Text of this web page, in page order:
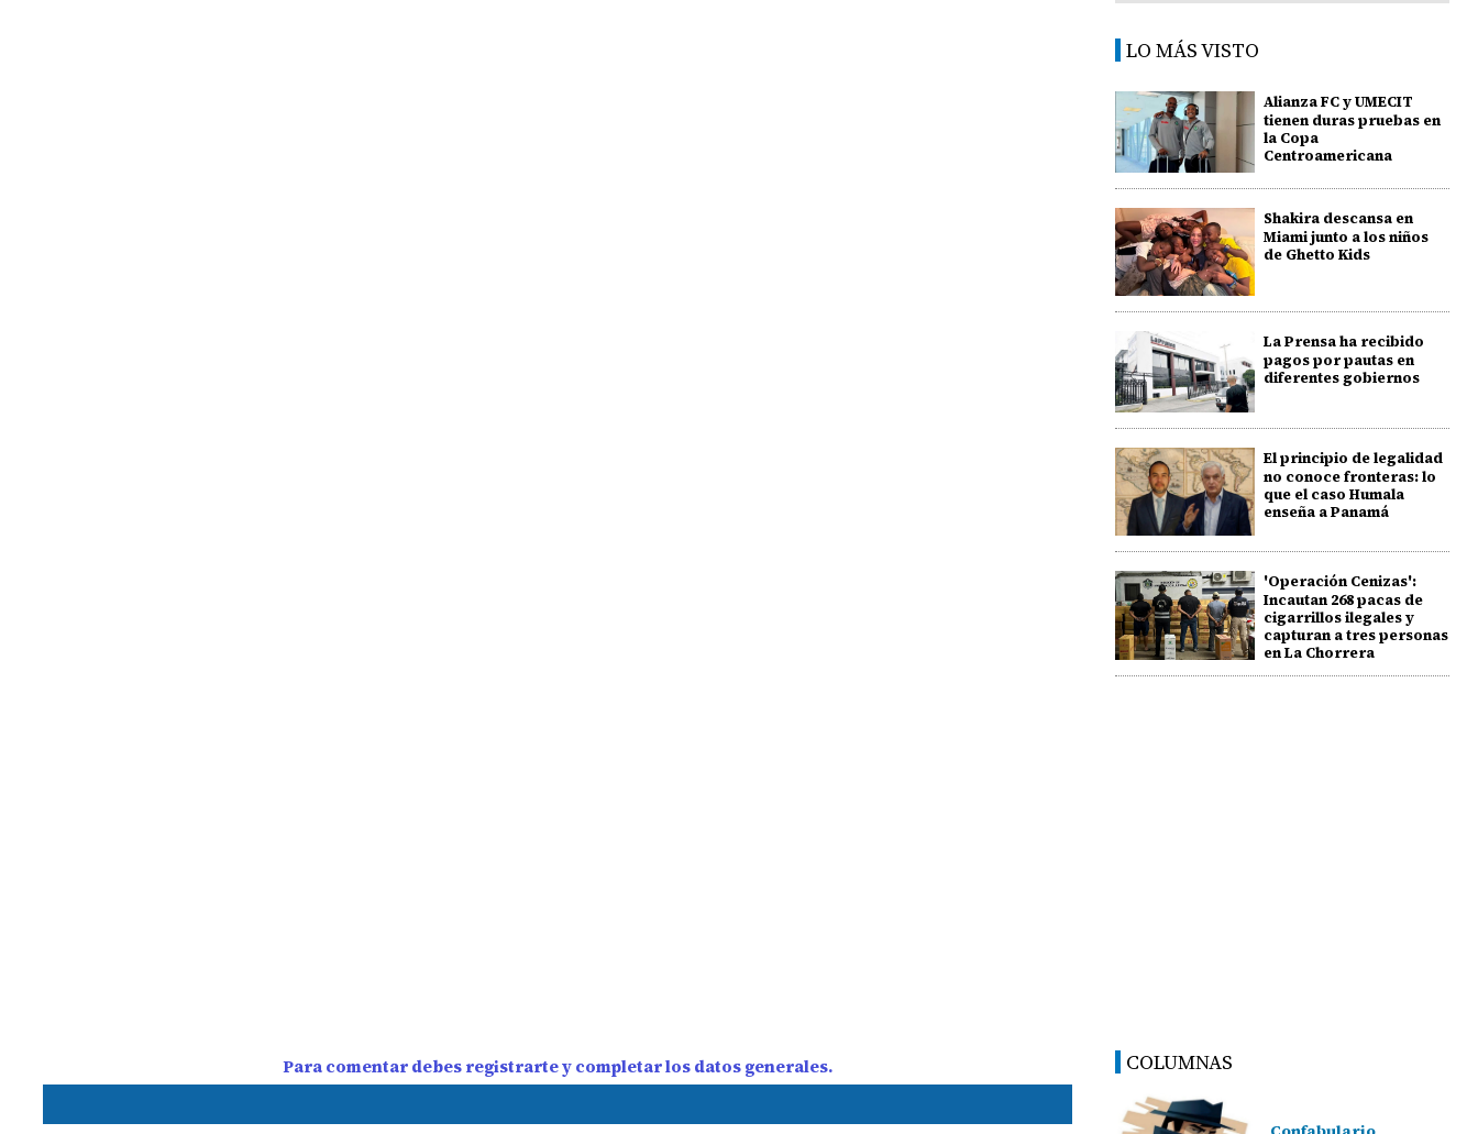
Para comentar debes registrarte y completar los datos generales.
LO MÁS VISTO
Alianza FC y UMECIT
tienen duras pruebas en
la Copa
Centroamericana
Shakira descansa en
Miami junto a los niños
de Ghetto Kids
La Prensa ha recibido
pagos por pautas en
diferentes gobiernos
El principio de legalidad
no conoce fronteras: lo
que el caso Humala
enseña a Panamá
'Operación Cenizas':
Incautan 268 pacas de
cigarrillos ilegales y
capturan a tres personas
en La Chorrera
COLUMNAS